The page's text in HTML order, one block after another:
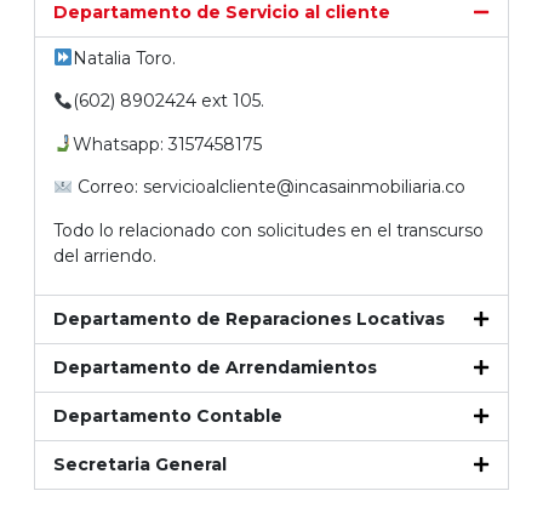
Departamento de Servicio al cliente
Natalia Toro.
(602) 8902424 ext 105.
Whatsapp: 3157458175
Correo: servicioalcliente@incasainmobiliaria.co
Todo lo relacionado con solicitudes en el transcurso
del arriendo.
Departamento de Reparaciones Locativas
Departamento de Arrendamientos
Departamento Contable
Secretaria General